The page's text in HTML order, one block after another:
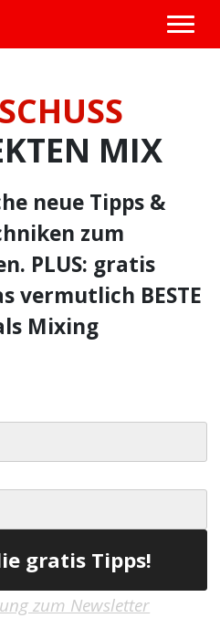
MIX
neue Tipps &
zum
PLUS: gratis
vermutlich BESTE
Mixing
zum Newsletter